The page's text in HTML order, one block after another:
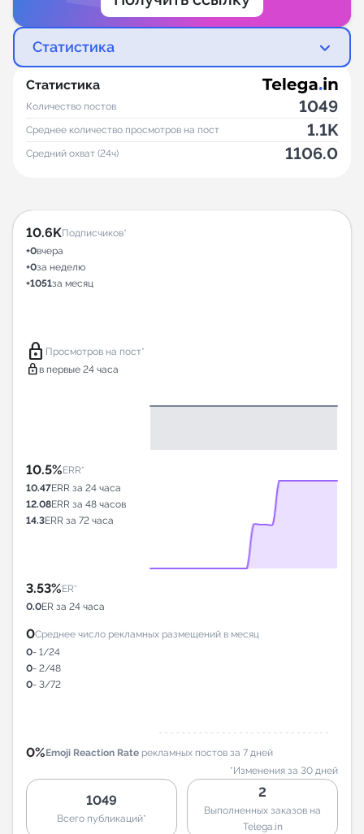
Статистика
Статистика
Количество постов 1049
Среднее количество просмотров на пост 1.1K
Средний охват (24ч) 1106.0
10.6KПодписчиков*
+0вчера
+0за неделю
+1051за месяц
lock Просмотров на пост*
lock в первые 24 часа
10.5%ERR*
10.47ERR за 24 часа
12.08ERR за 48 часов
14.3ERR за 72 часа
3.53%ER*
0.0ER за 24 часа
0Среднее число рекламных размещений в месяц
0- 1/24
0- 2/48
0- 3/72
0%Emoji Reaction Rate рекламных постов за 7 дней
*Изменения за 30 дней
1049
Всего публикаций*
2
Выполненных заказов на
Telega.in